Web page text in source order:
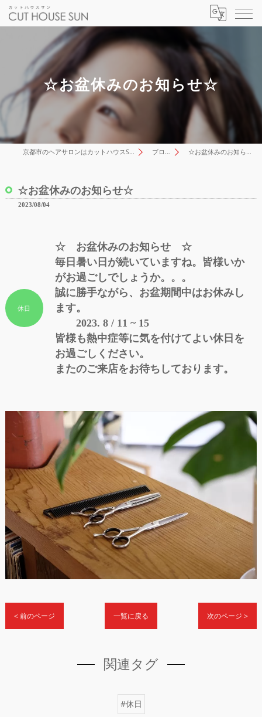
☆お盆休みのお知らせ☆
京都市のヘアサロンはカットハウスSUN ブログ ☆お盆休みのお知らせ☆
☆お盆休みのお知らせ☆
2023/08/04
☆ お盆休みのお知らせ ☆
毎日暑い日が続いていますね。皆様いか
がお過ごしでしょうか。。。
誠に勝手ながら、お盆期間中はお休みし
ます。
2023. 8 / 11 ~ 15
皆様も熱中症等に気を付けてよい休日を
お過ごしください。
またのご来店をお待ちしております。
休日
< 前のページ 一覧に戻る 次のページ >
関連タグ
#休日